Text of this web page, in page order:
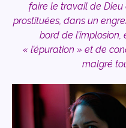
faire le travail de
prostituées, dans un
bord de
« l’épuration » et de
malgré